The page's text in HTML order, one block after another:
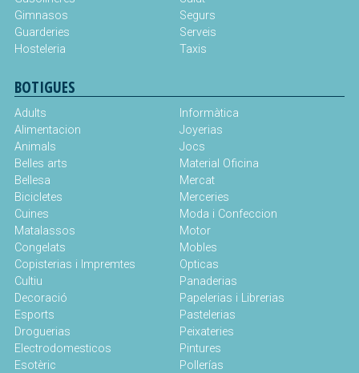
Gimnasos
Guarderies
Hosteleria
Segurs
Serveis
Taxis
BOTIGUES
Adults
Alimentacion
Animals
Belles arts
Bellesa
Bicicletes
Cuines
Matalassos
Congelats
Copisterias i Impremtes
Cultiu
Decoració
Esports
Droguerias
Electrodomesticos
Esotèric
Informàtica
Joyerias
Jocs
Material Oficina
Mercat
Merceries
Moda i Confeccion
Motor
Mobles
Opticas
Panaderias
Papelerias i Librerias
Pastelerias
Peixateries
Pintures
Pollerías